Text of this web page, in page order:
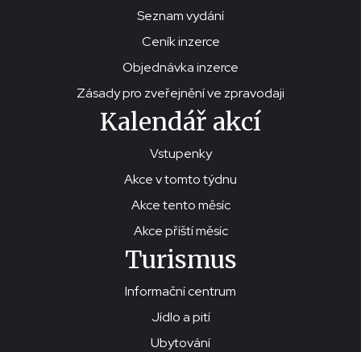
Seznam vydání
Ceník inzerce
Objednávka inzerce
Zásady pro zveřejnění ve zpravodaji
Kalendář akcí
Vstupenky
Akce v tomto týdnu
Akce tento měsíc
Akce příští měsíc
Turismus
Informační centrum
Jídlo a pití
Ubytování